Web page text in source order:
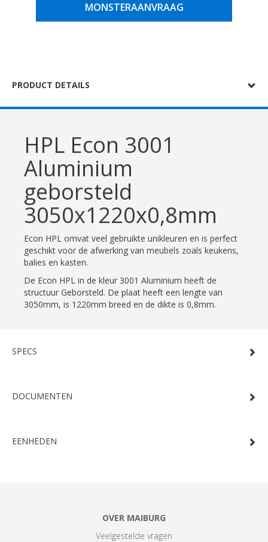
MONSTERAANVRAAG
PRODUCT DETAILS
HPL Econ 3001
Aluminium
geborsteld
3050x1220x0,8mm
Econ HPL omvat veel gebruikte unikleuren en is perfect
geschikt voor de afwerking van meubels zoals keukens,
balies en kasten.
De Econ HPL in de kleur 3001 Aluminium heeft de
structuur Geborsteld. De plaat heeft een lengte van
3050mm, is 1220mm breed en de dikte is 0,8mm.
SPECS
DOCUMENTEN
EENHEDEN
OVER MAIBURG
Veelgestelde vragen